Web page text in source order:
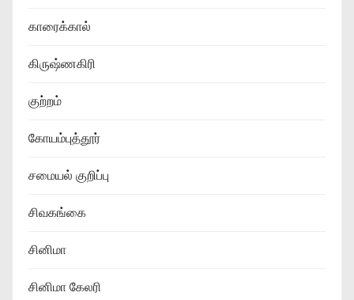
காரைக்கால்
கிருஷ்ணகிரி
குற்றம்
கோயம்புத்தூர்
சமையல் குறிப்பு
சிவகங்கை
சினிமா
சினிமா கேலரி